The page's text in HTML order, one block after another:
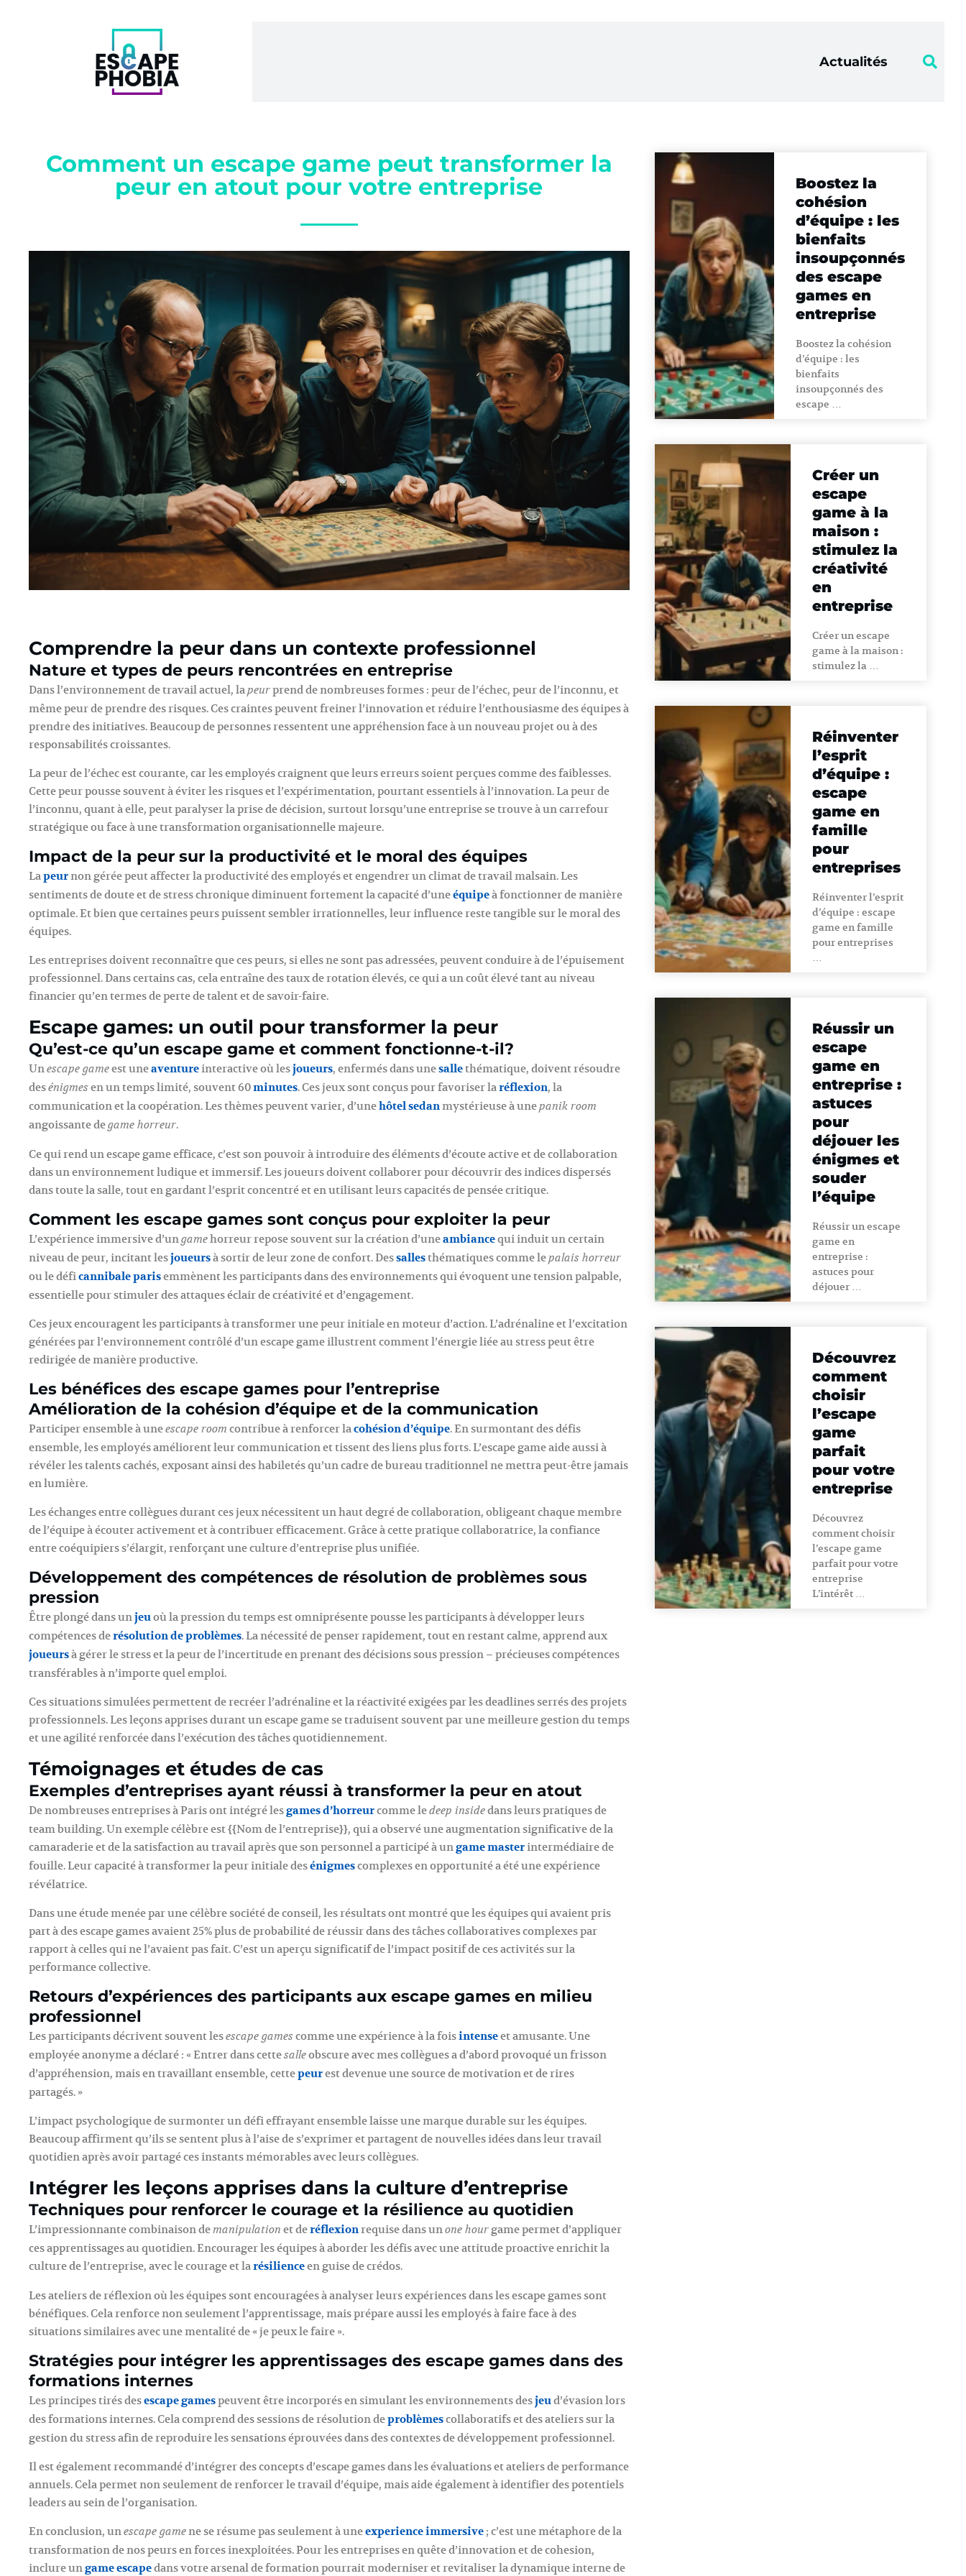
Actualités
Comment un escape game peut transformer la
peur en atout pour votre entreprise
Comprendre la peur dans un contexte professionnel
Nature et types de peurs rencontrées en entreprise
Dans l’environnement de travail actuel, lapeurprend de nombreuses formes : peur de l’échec, peur de l’inconnu, et
même peur de prendre des risques. Ces craintes peuvent freiner l’innovation et réduire l’enthousiasme des équipes à
prendre des initiatives. Beaucoup de personnes ressentent une appréhension face à un nouveau projet ou à des
responsabilités croissantes.
La peur de l’échec est courante, car les employés craignent que leurs erreurs soient perçues comme des faiblesses.
Cette peur pousse souvent à éviter les risques et l’expérimentation, pourtant essentiels à l’innovation. La peur de
l’inconnu, quant à elle, peut paralyser la prise de décision, surtout lorsqu’une entreprise se trouve à un carrefour
stratégique ou face à une transformation organisationnelle majeure.
Impact de la peur sur la productivité et le moral des équipes
Lapeurnon gérée peut affecter la productivité des employés et engendrer un climat de travail malsain. Les
sentiments de doute et de stress chronique diminuent fortement la capacité d’uneéquipeà fonctionner de manière
optimale. Et bien que certaines peurs puissent sembler irrationnelles, leur influence reste tangible sur le moral des
équipes.
Les entreprises doivent reconnaître que ces peurs, si elles ne sont pas adressées, peuvent conduire à de l’épuisement
professionnel. Dans certains cas, cela entraîne des taux de rotation élevés, ce qui a un coût élevé tant au niveau
financier qu’en termes de perte de talent et de savoir-faire.
Escape games: un outil pour transformer la peur
Qu’est-ce qu’un escape game et comment fonctionne-t-il?
Unescape gameest uneaventureinteractive où lesjoueurs, enfermés dans unesallethématique, doivent résoudre
desénigmes en un temps limité, souvent 60minutes. Ces jeux sont conçus pour favoriser laréflexion, la
communication et la coopération. Les thèmes peuvent varier, d’unehôtel sedanmystérieuse à unepanik room
angoissante degame horreur.
Ce qui rend un escape game efficace, c’est son pouvoir à introduire des éléments d’écoute active et de collaboration
dans un environnement ludique et immersif. Les joueurs doivent collaborer pour découvrir des indices dispersés
dans toute la salle, tout en gardant l’esprit concentré et en utilisant leurs capacités de pensée critique.
Comment les escape games sont conçus pour exploiter la peur
L’expérience immersive d’ungamehorreur repose souvent sur la création d’uneambiancequi induit un certain
niveau de peur, incitant lesjoueursà sortir de leur zone de confort. Dessallesthématiques comme lepalais horreur
ou le déficannibale parisemmènent les participants dans des environnements qui évoquent une tension palpable,
essentielle pour stimuler des attaques éclair de créativité et d’engagement.
Ces jeux encouragent les participants à transformer une peur initiale en moteur d’action. L’adrénaline et l’excitation
générées par l’environnement contrôlé d’un escape game illustrent comment l’énergie liée au stress peut être
redirigée de manière productive.
Les bénéfices des escape games pour l’entreprise
Amélioration de la cohésion d’équipe et de la communication
Participer ensemble à uneescape room contribue à renforcer lacohésion d’équipe. En surmontant des défis
ensemble, les employés améliorent leur communication et tissent des liens plus forts. L’escape game aide aussi à
révéler les talents cachés, exposant ainsi des habiletés qu’un cadre de bureau traditionnel ne mettra peut-être jamais
en lumière.
Les échanges entre collègues durant ces jeux nécessitent un haut degré de collaboration, obligeant chaque membre
de l’équipe à écouter activement et à contribuer efficacement. Grâce à cette pratique collaboratrice, la confiance
entre coéquipiers s’élargit, renforçant une culture d’entreprise plus unifiée.
Développement des compétences de résolution de problèmes sous
pression
Être plongé dans unjeuoù la pression du temps est omniprésente pousse les participants à développer leurs
compétences derésolution de problèmes. La nécessité de penser rapidement, tout en restant calme, apprend aux
joueursà gérer le stress et la peur de l’incertitude en prenant des décisions sous pression – précieuses compétences
transférables à n’importe quel emploi.
Ces situations simulées permettent de recréer l’adrénaline et la réactivité exigées par les deadlines serrés des projets
professionnels. Les leçons apprises durant un escape game se traduisent souvent par une meilleure gestion du temps
et une agilité renforcée dans l’exécution des tâches quotidiennement.
Témoignages et études de cas
Exemples d’entreprises ayant réussi à transformer la peur en atout
De nombreuses entreprises à Paris ont intégré lesgames d’horreurcomme ledeep insidedans leurs pratiques de
team building. Un exemple célèbre est {{Nom de l’entreprise}}, qui a observé une augmentation significative de la
camaraderie et de la satisfaction au travail après que son personnel a participé à ungame masterintermédiaire de
fouille. Leur capacité à transformer la peur initiale desénigmescomplexes en opportunité a été une expérience
révélatrice.
Dans une étude menée par une célèbre société de conseil, les résultats ont montré que les équipes qui avaient pris
part à des escape games avaient 25% plus de probabilité de réussir dans des tâches collaboratives complexes par
rapport à celles qui ne l’avaient pas fait. C’est un aperçu significatif de l’impact positif de ces activités sur la
performance collective.
Retours d’expériences des participants aux escape games en milieu
professionnel
Les participants décrivent souvent lesescape games comme une expérience à la foisintenseet amusante. Une
employée anonyme a déclaré : « Entrer dans cettesalleobscure avec mes collègues a d’abord provoqué un frisson
d’appréhension, mais en travaillant ensemble, cettepeurest devenue une source de motivation et de rires
partagés. »
L’impact psychologique de surmonter un défi effrayant ensemble laisse une marque durable sur les équipes.
Beaucoup affirment qu’ils se sentent plus à l’aise de s’exprimer et partagent de nouvelles idées dans leur travail
quotidien après avoir partagé ces instants mémorables avec leurs collègues.
Intégrer les leçons apprises dans la culture d’entreprise
Techniques pour renforcer le courage et la résilience au quotidien
L’impressionnante combinaison demanipulation et deréflexionrequise dans unone hourgame permet d’appliquer
ces apprentissages au quotidien. Encourager les équipes à aborder les défis avec une attitude proactive enrichit la
culture de l’entreprise, avec le courage et larésilienceen guise de crédos.
Les ateliers de réflexion où les équipes sont encouragées à analyser leurs expériences dans les escape games sont
bénéfiques. Cela renforce non seulement l’apprentissage, mais prépare aussi les employés à faire face à des
situations similaires avec une mentalité de « je peux le faire ».
Stratégies pour intégrer les apprentissages des escape games dans des
formations internes
Les principes tirés desescape gamespeuvent être incorporés en simulant les environnements desjeud’évasion lors
des formations internes. Cela comprend des sessions de résolution deproblèmescollaboratifs et des ateliers sur la
gestion du stress afin de reproduire les sensations éprouvées dans des contextes de développement professionnel.
Il est également recommandé d’intégrer des concepts d’escape games dans les évaluations et ateliers de performance
annuels. Cela permet non seulement de renforcer le travail d’équipe, mais aide également à identifier des potentiels
leaders au sein de l’organisation.
En conclusion, unescape gamene se résume pas seulement à uneexperience immersive ; c’est une métaphore de la
transformation de nos peurs en forces inexploitées. Pour les entreprises en quête d’innovation et de cohesion,
inclure ungame escapedans votre arsenal de formation pourrait moderniser et revitaliser la dynamique interne de
Boostez la
cohésion
d’équipe : les
bienfaits
insoupçonnés
des escape
games en
entreprise
Boostez la cohésion
d’équipe : les
bienfaits
insoupçonnés des
escape …
Créer un
escape
game à la
maison :
stimulez la
créativité
en
entreprise
Créer un escape
game à la maison :
stimulez la …
Réinventer
l’esprit
d’équipe :
escape
game en
famille
pour
entreprises
Réinventer l’esprit
d’équipe : escape
game en famille
pour entreprises
…
Réussir un
escape
game en
entreprise :
astuces
pour
déjouer les
énigmes et
souder
l’équipe
Réussir un escape
game en
entreprise :
astuces pour
déjouer …
Découvrez
comment
choisir
l’escape
game
parfait
pour votre
entreprise
Découvrez
comment choisir
l’escape game
parfait pour votre
entreprise
L’intérêt …